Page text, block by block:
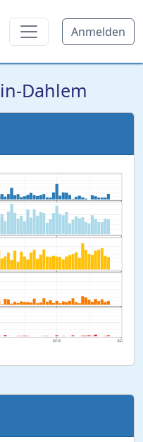
Anmelden
Dahlem